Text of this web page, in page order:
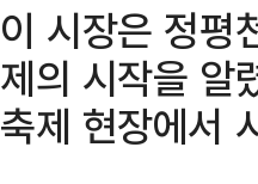
이 시장은 정평
제의 시작을 알
축제 현장에서